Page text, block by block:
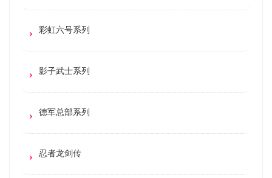
彩虹六号系列
影子武士系列
德军总部系列
忍者龙剑传